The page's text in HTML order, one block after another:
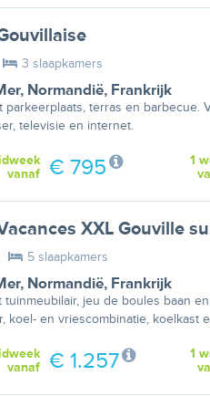
3 slaapkamers
, Normandië, Frankrijk
parkeerplaats, terras en barbecue.
televisie en internet.
1
vanaf
€ 795
XXL Gouville
5 slaapkamers
, Normandië, Frankrijk
tuinmeubilair, jeu de boules baan
koel- en vriescombinatie, koelkast
1
vanaf
€ 1.257